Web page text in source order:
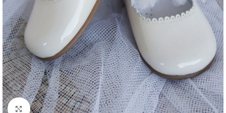
Clique para aumentar